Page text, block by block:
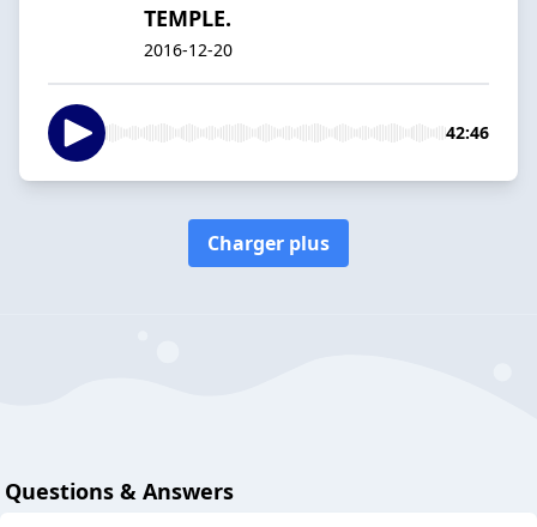
TEMPLE.
2016-12-20
42:46
Charger plus
Questions & Answers